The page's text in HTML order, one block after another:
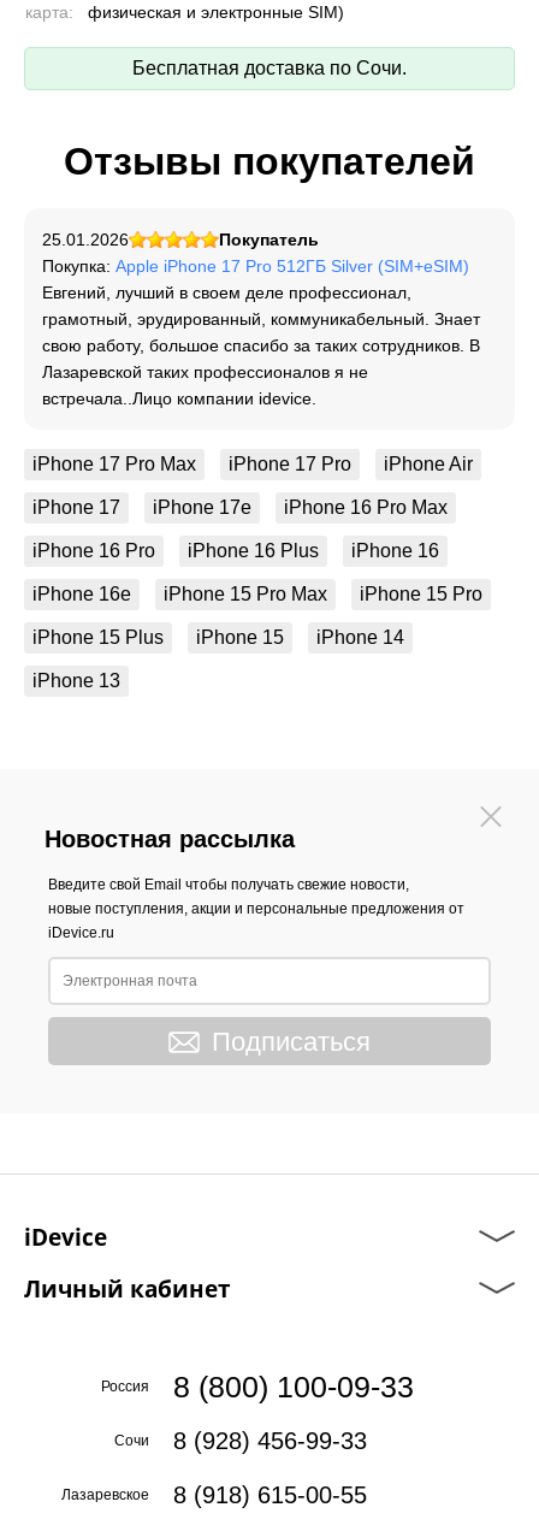
карта:
физическая и электронные SIM)
Бесплатная доставка по Сочи.
Отзывы покупателей
25.01.2026
Покупатель
Покупка: Apple iPhone 17 Pro 512ГБ Silver (SIM+eSIM)
Евгений, лучший в своем деле профессионал,
грамотный, эрудированный, коммуникабельный. Знает
свою работу, большое спасибо за таких сотрудников. В
Лазаревской таких профессионалов я не
встречала..Лицо компании idevice.
iPhone 17 Pro Max iPhone 17 Pro iPhone Air
iPhone 17 iPhone 17e iPhone 16 Pro Max
iPhone 16 Pro iPhone 16 Plus iPhone 16
iPhone 16e iPhone 15 Pro Max iPhone 15 Pro
iPhone 15 Plus iPhone 15 iPhone 14
iPhone 13
Новостная рассылка
Введите свой Email чтобы получать свежие новости,
новые поступления, акции и персональные предложения от
iDevice.ru
Подписаться
iDevice
Личный кабинет
Россия 8 (800) 100-09-33
Сочи 8 (928) 456-99-33
Лазаревское 8 (918) 615-00-55